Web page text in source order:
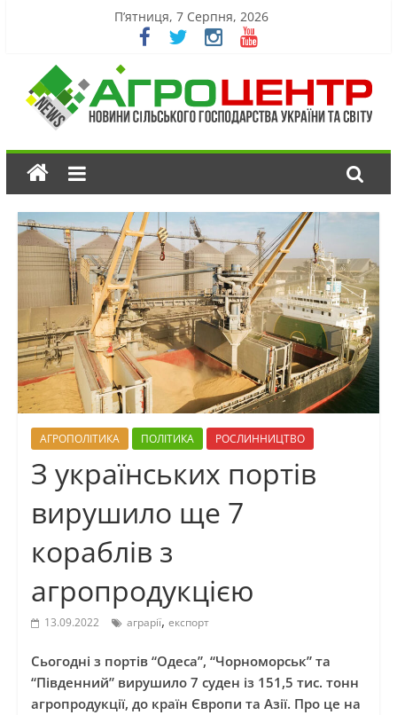
П’ятниця, 7 Серпня, 2026
АГРОПОЛІТИКА ПОЛІТИКА РОСЛИННИЦТВО
З українських портів
вирушило ще 7
кораблів з
агропродукцією
13.09.2022 аграрії, експорт
Сьогодні з портів “Одеса”, “Чорноморськ” та
“Південний” вирушило 7 суден із 151,5 тис. тонн
агропродукції, до країн Європи та Азії. Про це на